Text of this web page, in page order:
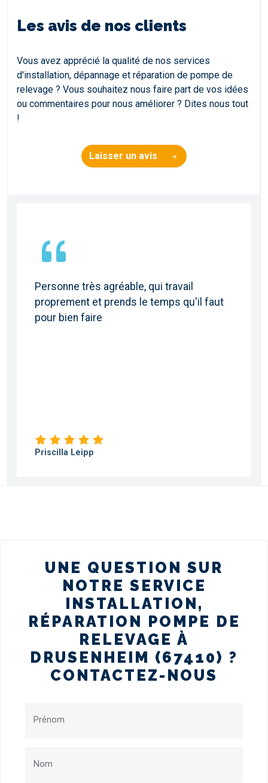
Les avis de nos clients
Vous avez apprécié la qualité de nos services
d'installation, dépannage et réparation de pompe de
relevage ? Vous souhaitez nous faire part de vos idées
ou commentaires pour nous améliorer ? Dites nous tout
!
Laisser un avis
Personne très agréable, qui travail
proprement et prends le temps qu'il faut
pour bien faire
Priscilla Leipp
UNE QUESTION SUR
NOTRE SERVICE
INSTALLATION,
RÉPARATION POMPE DE
RELEVAGE À
DRUSENHEIM (67410) ?
CONTACTEZ-NOUS
Prénom
Nom